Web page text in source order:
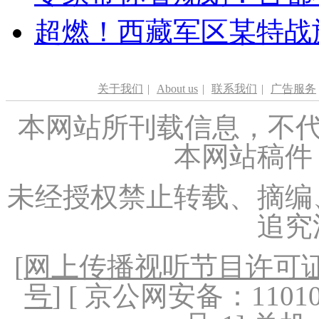
超燃！西藏军区某特
关于我们 | About us | 联系我们 | 广告服务
本网站所刊载信息，不
本网站稿
未经授权禁止转载、摘
追
[网上传播视听节目许可
号] [ 京公网安备：